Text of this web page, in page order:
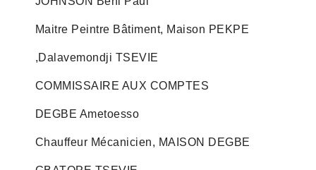
Maitre Peintre Bâtiment, Maison PEKPE
,Dalavemondji TSEVIE
COMMISSAIRE AUX COMPTES
DEGBE Ametoesso
Chauffeur Mécanicien, MAISON DEGBE